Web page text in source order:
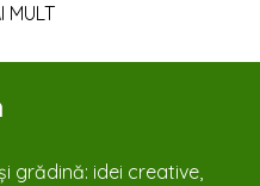
MULT
grădină: idei creative,